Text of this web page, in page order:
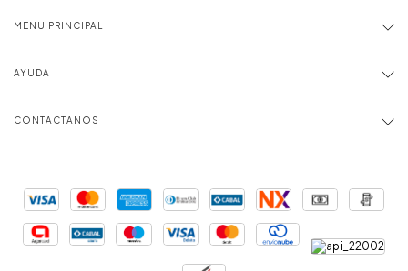
MENU PRINCIPAL
AYUDA
CONTACTANOS